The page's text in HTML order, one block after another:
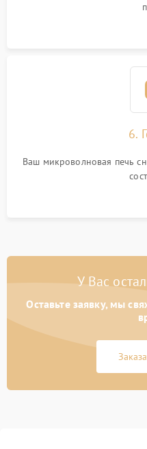
6.
Ваш микроволновая печь
У Вас
Оставьте заявку, мы